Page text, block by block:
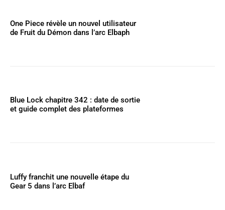
One Piece révèle un nouvel utilisateur
de Fruit du Démon dans l’arc Elbaph
Blue Lock chapitre 342 : date de sortie
et guide complet des plateformes
Luffy franchit une nouvelle étape du
Gear 5 dans l’arc Elbaf